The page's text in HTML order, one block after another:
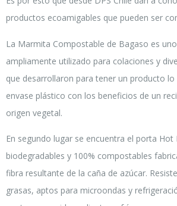
productos ecoamigables que pueden ser
La Marmita Compostable de Bagaso es
ampliamente utilizado para colaciones y
que desarrollaron para tener un producto
envase plástico con los beneficios de un
origen vegetal.
En segundo lugar se encuentra el porta Hot
biodegradables y 100% compostables
fibra resultante de la caña de azúcar.
grasas, aptos para microondas y